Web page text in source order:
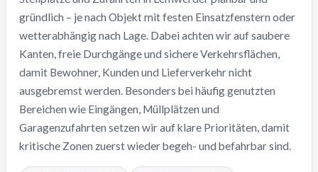
gründlich – je nach Objekt mit festen Einsatzfenstern oder
wetterabhängig nach Lage. Dabei achten wir auf saubere
Kanten, freie Durchgänge und sichere Verkehrsflächen,
damit Bewohner, Kunden und Lieferverkehr nicht
ausgebremst werden. Besonders bei häufig genutzten
Bereichen wie Eingängen, Müllplätzen und
Garagenzufahrten setzen wir auf klare Prioritäten, damit
kritische Zonen zuerst wieder begeh- und befahrbar sind.